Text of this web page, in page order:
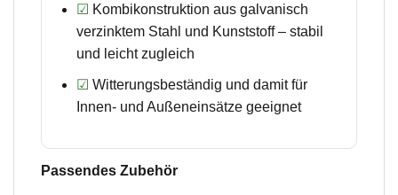
☑ Kombikonstruktion aus galvanisch
verzinktem Stahl und Kunststoff – stabil
und leicht zugleich
☑ Witterungsbeständig und damit für
Innen- und Außeneinsätze geeignet
Passendes Zubehör